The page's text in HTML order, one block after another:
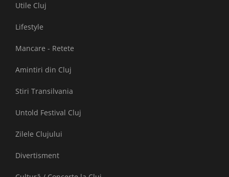
Utile Cluj
Lifestyle
Mancare - Retete
Amintiri din Cluj
Stiri Transilvania
Untold Festival Cluj
Zilele Clujului
Divertisment